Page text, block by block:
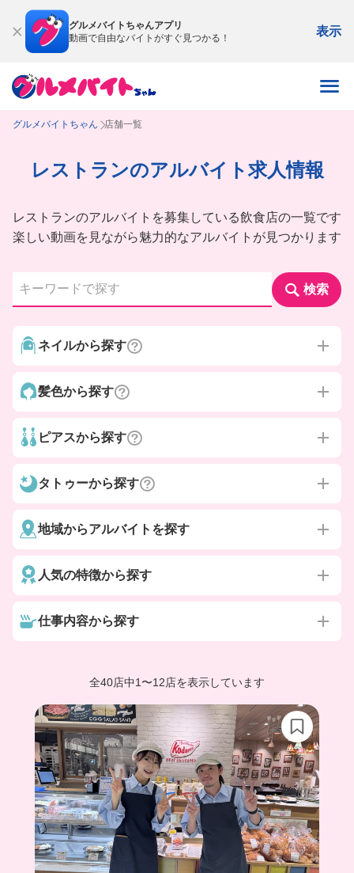
グルメバイトちゃんアプリ
動画で自由なバイトがすぐ見つかる！
表示
グルメバイトちゃん 店舗一覧
レストランのアルバイト求人情報
レストランのアルバイトを募集している飲食店の一覧です
楽しい動画を見ながら魅力的なアルバイトが見つかります
検索
ネイルから探す
髪色から探す
ピアスから探す
タトゥーから探す
地域からアルバイトを探す
人気の特徴から探す
仕事内容から探す
全40店中1 〜12店を表示しています